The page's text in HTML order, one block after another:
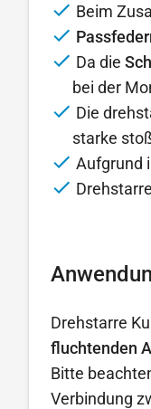
Beim
Da die
bei der
Die
starke
Aufgrund
Drehstarre
fluchtenden
Bitte
Verbindung